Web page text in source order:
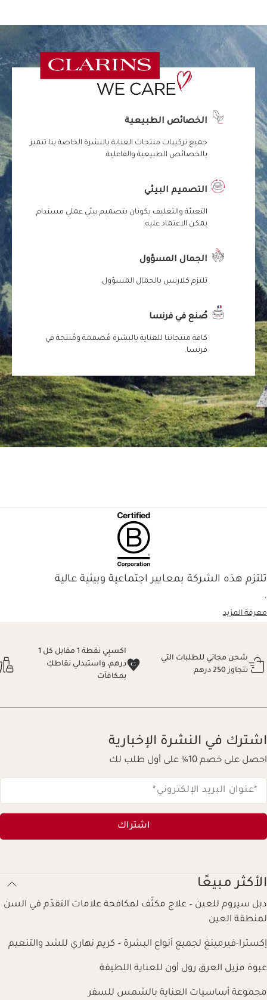
الخصائص الطبيعية
جميع تركيبات منتجات العناية بالبشرة الخاصة بنا تتميز
بالخصائص الطبيعية والفاعلية.
التصميم البيئي
التعبئة والتغليف يكونان بتصميم بيئي عملي مستدام
يمكن الاعتماد عليه.
الجمال المسؤول
تلتزم كلارنس بالجمال المسؤول.
صُنع في فرنسا
كافة منتجاتنا للعناية بالبشرة مُصممة ومُنتجة في
فرنسا.
تلتزم هذه الشركة بمعايير اجتماعية وبيئية عالية
.
معرفة المزيد
شحن مجاني للطلبات التي
تتجاوز 250 درهم
اكسبِي نقطة 1 مقابل كل 1
درهم، واستبدلي نقاطكِ
بمكافآت
اشترك في النشرة الإخبارية
احصل على خصم 10% على أول طلب لك
*عنوان البريد الإلكتروني*
اشتراك
الأكثر مبيعًا
دبل سيروم للعين – علاج مكثّف لمكافحة علامات التقدّم في السن
لمنطقة العين
إكسترا-فيرمينغ لجميع أنواع البشرة – كريم نهاري للشد والتنعيم
عبوة مزيل العرق رول أون للعناية اللطيفة
مجموعة أساسيات العناية بالشمس للسفر